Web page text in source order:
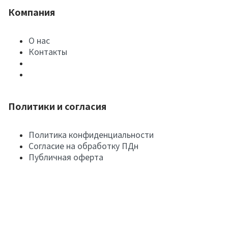
Компания
О нас
Контакты
Политики и согласия
Политика конфиденциальности
Согласие на обработку ПДн
Публичная оферта